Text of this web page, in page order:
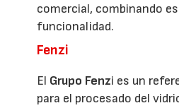
comercial, combinando
funcionalidad.
Fenzi
El Grupo Fenzi es un
para el procesado del